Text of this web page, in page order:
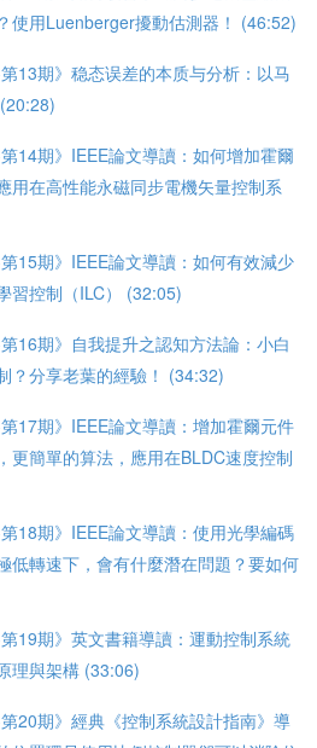
使用Luenberger擾動估測器！ (46:52)
第13期》稳态误差的本质与分析：以马
第14期》IEEE論文導讀：如何增加霍爾
用在高性能永磁同步電機矢量控制系
第15期》IEEE論文導讀：如何有效減少
習控制（ILC） (32:05)
第16期》自我提升之認知方法論：小白
？分享老葉的經驗！ (34:32)
第17期》IEEE論文導讀：增加霍爾元件
更簡單的算法，應用在BLDC速度控制
第18期》IEEE論文導讀：使用光學編碼
低轉速下，會有什麼潛在問題？要如何
第19期》英文書籍導讀：運動控制系統
理與架構 (33:06)
第20期》經典《控制系統設計指南》導